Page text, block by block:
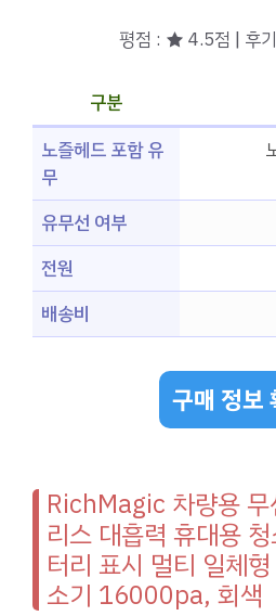
평점 : ★ 4.5점 | 후
구분
노즐헤드 포함 유
무
유무선 여부
전원
배송비
구매 정보
RichMagic 차량용 무
리스 대흡력 휴대용
터리 표시 멀티 일체
소기 16000pa, 회색